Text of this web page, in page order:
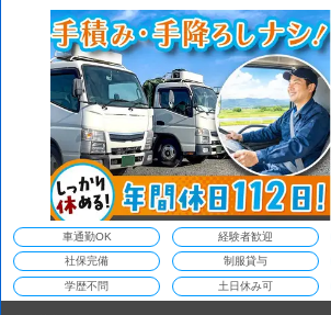
車通勤OK 経験者歓迎
社保完備 制服貸与
学歴不問 土日休み可